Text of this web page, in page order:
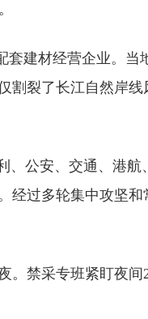
套建材经营企业。当
割裂了长江自然岸
、公安、交通、港航
经过多轮集中攻坚和
。禁采专班紧盯夜间